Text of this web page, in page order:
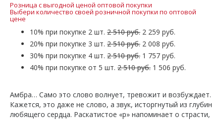
Розница с выгодной ценой оптовой покупки
Выбери количество своей розничной покупки по оптовой
цене
10% при покупке 2 шт. 2 510 руб. 2 259 руб.
20% при покупке 3 шт. 2 510 руб. 2 008 руб.
30% при покупке 4 шт. 2 510 руб. 1 757 руб.
40% при покупке от 5 шт. 2 510 руб. 1 506 руб.
Амбра… Само это слово волнует, тревожит и возбуждает.
Кажется, это даже не слово, а звук, исторгнутый из глубин
любящего сердца. Раскатистое «р» напоминает о страсти,